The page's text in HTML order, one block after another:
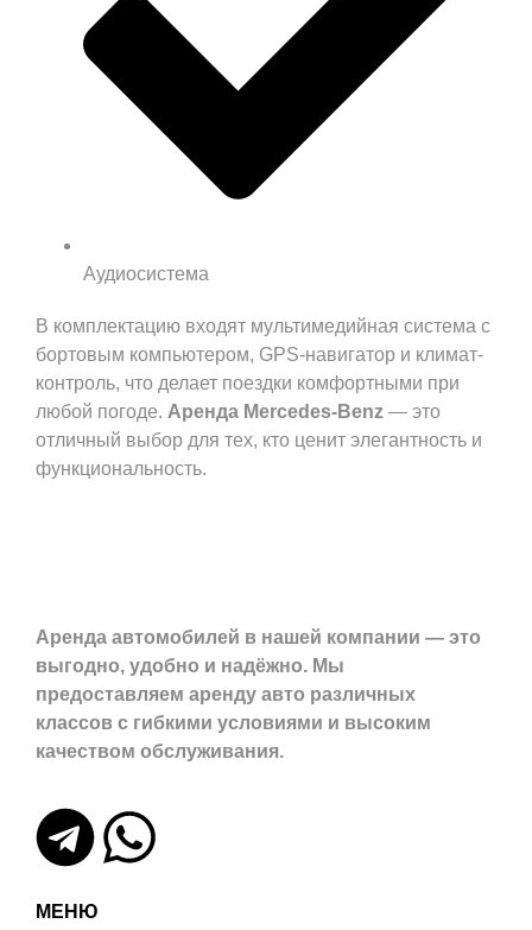
Аудиосистема
В комплектацию входят мультимедийная система с
бортовым компьютером, GPS-навигатор и климат-
контроль, что делает поездки комфортными при
любой погоде. Аренда Mercedes-Benz — это
отличный выбор для тех, кто ценит элегантность и
функциональность.
Аренда автомобилей в нашей компании — это
выгодно, удобно и надёжно. Мы
предоставляем аренду авто различных
классов с гибкими условиями и высоким
качеством обслуживания.
МЕНЮ